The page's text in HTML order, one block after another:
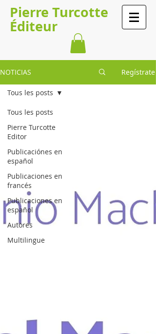
Pierre Turcotte
Éditeur
NOTICIAS Regístrate
Tous les posts
Pierre Turcotte
Editor
Publicaciónes en
español
Publicaciones en
francés
Publicaciones en
español
Autores
Multilingue
Tous les posts